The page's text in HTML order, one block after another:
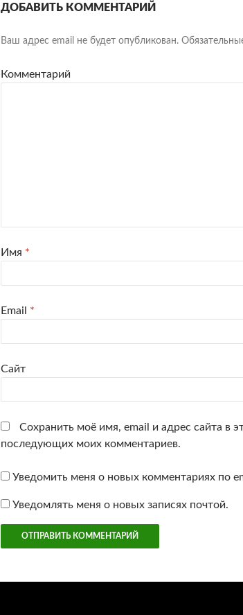
ДОБАВИТЬ КОММЕНТАРИЙ
Ваш адрес email не будет опубликован.
Комментарий
Имя *
Email *
Сайт
Сохранить моё имя, email и адрес сайта в
последующих моих комментариев.
Уведомить меня о новых комментариях по
Уведомлять меня о новых записях почтой.